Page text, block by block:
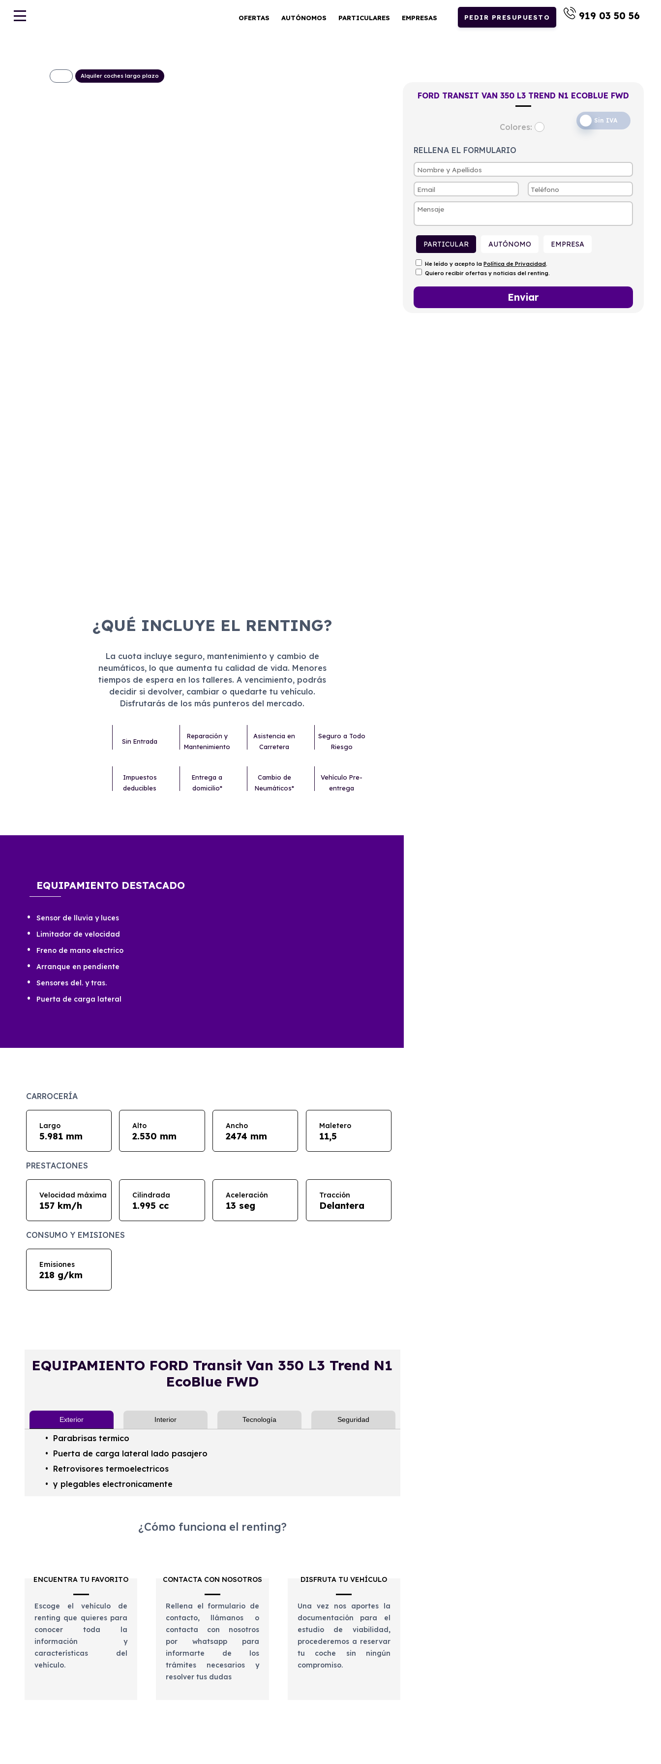
OFERTAS AUTÓNOMOS PARTICULARES EMPRESAS PEDIR PRESUPUESTO 919 03 50 56
Alquiler coches largo plazo
Consumo
8,3l/100km
¿QUÉ INCLUYE EL RENTING?
La cuota incluye seguro, mantenimiento y cambio de
neumáticos, lo que aumenta tu calidad de vida. Menores
tiempos de espera en los talleres. A vencimiento, podrás
decidir si devolver, cambiar o quedarte tu vehículo.
Disfrutarás de los más punteros del mercado.
Sin Entrada
Reparación y
Mantenimiento
Asistencia en
Carretera
Seguro a Todo
Riesgo
Impuestos
deducibles
Entrega a
domicilio*
Cambio de
Neumáticos*
Vehículo Pre-
entrega
EQUIPAMIENTO DESTACADO
Sensor de lluvia y luces
Limitador de velocidad
Freno de mano electrico
Arranque en pendiente
Sensores del. y tras.
Puerta de carga lateral
CARROCERÍA
Largo
5.981 mm
Alto
2.530 mm
Ancho
2474 mm
Maletero
11,5
PRESTACIONES
Velocidad máxima
157 km/h
Cilindrada
1.995 cc
Aceleración
13 seg
Tracción
Delantera
CONSUMO Y EMISIONES
Emisiones
218 g/km
EQUIPAMIENTO FORD Transit Van 350 L3 Trend N1
EcoBlue FWD
Exterior Interior Tecnología Seguridad
Parabrisas termico
Puerta de carga lateral lado pasajero
Retrovisores termoelectricos
y plegables electronicamente
¿Cómo funciona el renting?
ENCUENTRA TU FAVORITO
Escoge el vehículo de
renting que quieres para
conocer toda la
información y
características del
vehículo.
CONTACTA CON NOSOTROS
Rellena el formulario de
contacto, llámanos o
contacta con nosotros
por whatsapp para
informarte de los
trámites necesarios y
resolver tus dudas
DISFRUTA TU VEHÍCULO
Una vez nos aportes la
documentación para el
estudio de viabilidad,
procederemos a reservar
tu coche sin ningún
compromiso.
FORD TRANSIT VAN 350 L3 TREND N1 ECOBLUE FWD
Sin IVA
Colores:
RELLENA EL FORMULARIO
PARTICULAR AUTÓNOMO EMPRESA
He leído y acepto laPolítica de Privacidad.
Quiero recibir ofertas y noticias del renting.